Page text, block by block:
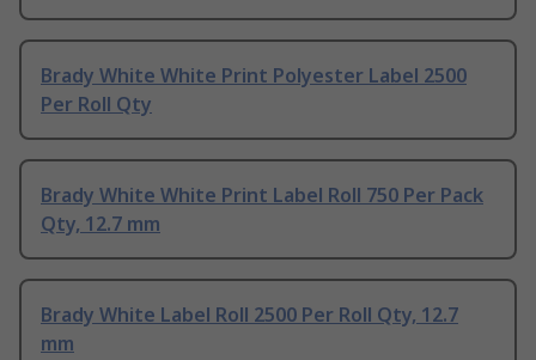
Brady White White Print Polyester Label 2500
Per Roll Qty
Brady White White Print Label Roll 750 Per Pack
Qty, 12.7 mm
Brady White Label Roll 2500 Per Roll Qty, 12.7
mm